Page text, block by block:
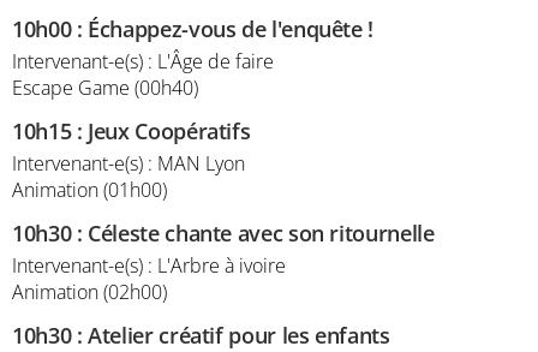
10h00: Échappez-vous de l'enquête !
Intervenant-e(s) : L'Âge de faire
Escape Game (00h40)
10h15: Jeux Coopératifs
Intervenant-e(s) : MAN Lyon
Animation (01h00)
10h30: Céleste chante avec son ritournelle
Intervenant-e(s) : L'Arbre à ivoire
Animation (02h00)
10h30:Atelier créatif pour les enfants